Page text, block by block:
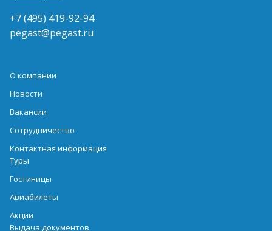
+7 (495) 419-92-94
pegast@pegast.ru
О компании
Новости
Вакансии
Сотрудничество
Контактная информация
Туры
Гостиницы
Авиабилеты
Акции
Выдача документов